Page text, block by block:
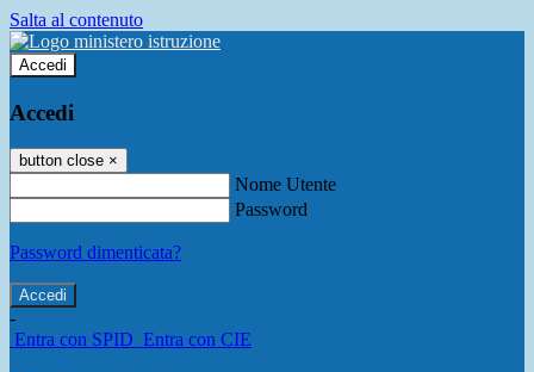
Salta al contenuto
Accedi
Accedi
button close ×
Nome Utente
Password
Password dimenticata?
-
Entra con SPID Entra con CIE